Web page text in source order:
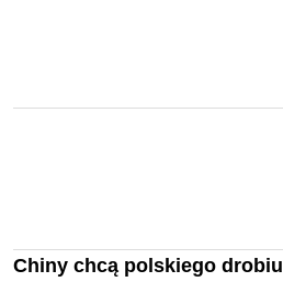
Chiny chcą polskiego drobiu